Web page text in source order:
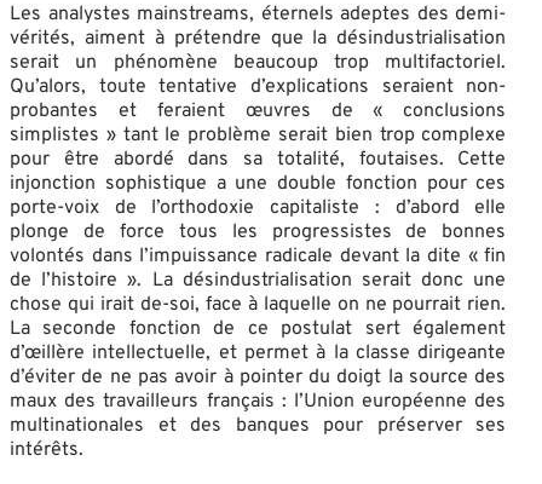
Les analystes mainstreams, éternels adeptes des demi-
vérités, aiment à prétendre que la désindustrialisation
serait un phénomène beaucoup trop multifactoriel.
Qu’alors, toute tentative d’explications seraient non-
probantes et feraient œuvres de « conclusions
simplistes » tant le problème serait bien trop complexe
pour être abordé dans sa totalité, foutaises. Cette
injonction sophistique a une double fonction pour ces
porte-voix de l’orthodoxie capitaliste : d’abord elle
plonge de force tous les progressistes de bonnes
volontés dans l’impuissance radicale devant la dite « fin
de l’histoire ». La désindustrialisation serait donc une
chose qui irait de-soi, face à laquelle on ne pourrait rien.
La seconde fonction de ce postulat sert également
d’œillère intellectuelle, et permet à la classe dirigeante
d’éviter de ne pas avoir à pointer du doigt la source des
maux des travailleurs français : l’Union européenne des
multinationales et des banques pour préserver ses
intérêts.